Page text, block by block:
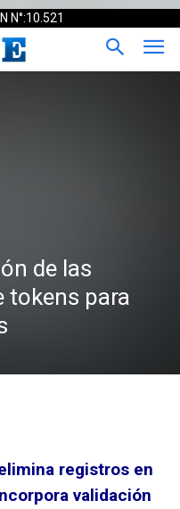
N°:10.521
de las
tokens para
registros en
validación